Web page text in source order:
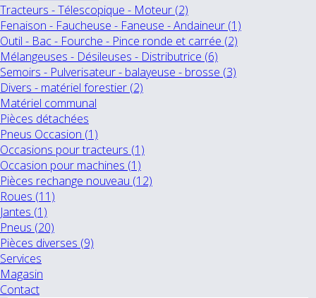
Tracteurs - Télescopique - Moteur (2)
Fenaison - Faucheuse - Faneuse - Andaineur (1)
Outil - Bac - Fourche - Pince ronde et carrée (2)
Mélangeuses - Désileuses - Distributrice (6)
Semoirs - Pulverisateur - balayeuse - brosse (3)
Divers - matériel forestier (2)
Matériel communal
Pièces détachées
Pneus Occasion (1)
Occasions pour tracteurs (1)
Occasion pour machines (1)
Pièces rechange nouveau (12)
Roues (11)
Jantes (1)
Pneus (20)
Pièces diverses (9)
Services
Magasin
Contact